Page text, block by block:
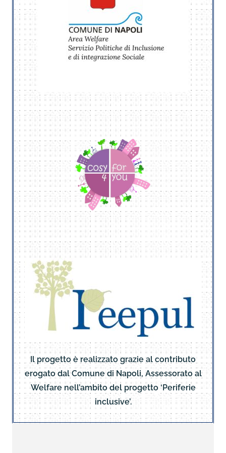
Il progetto è realizzato grazie al contributo
erogato dal Comune di Napoli, Assessorato al
Welfare nell’ambito del progetto ‘Periferie
inclusive’.